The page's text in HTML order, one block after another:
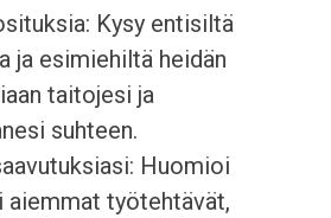
Kysy entisiltä
ja esimiehiltä heidän
taitojesi ja
suhteen.
Huomioi
aiemmat työtehtävät,